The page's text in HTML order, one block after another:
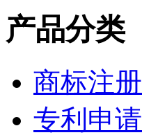
产品分类
商标注册
专利申请